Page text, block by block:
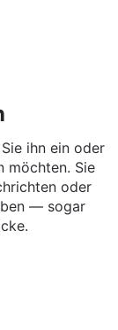
ein und
ihn ein oder
Sie
oder